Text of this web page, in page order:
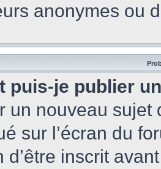
anonymes ou
puis-je publier
un nouveau
sur l’écran du
d’être inscrit